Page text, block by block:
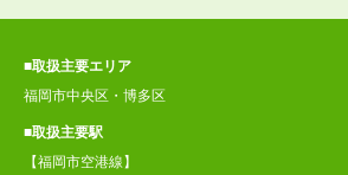
■取扱主要エリア
福岡市中央区・博多区
■取扱主要駅
【福岡市空港線】